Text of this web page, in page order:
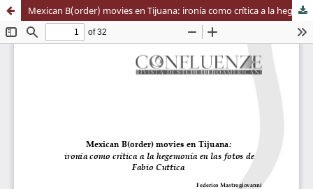
Mexican B(order) movies en Tijuana: ironía como crítica a la hegemonía en las fotos de Fabio Cuttica